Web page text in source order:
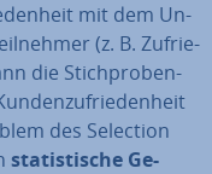
mit dem Un­
(z. B. Zu­frie­
die Stich­pro­ben­
des Selection
sta­tis­ti­sche Ge­